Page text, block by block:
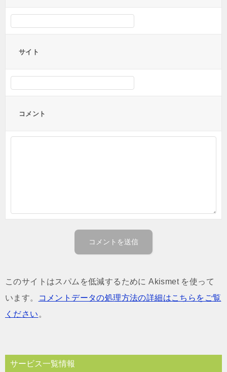
サイト
コメント
このサイトはスパムを低減するために Akismet を使って
います。
コメントデータの処理方法の詳細はこちらをご覧
ください 。
サービス一覧情報